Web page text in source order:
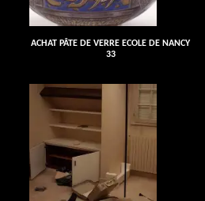
ACHAT PÂTE DE VERRE ECOLE DE NANCY
33